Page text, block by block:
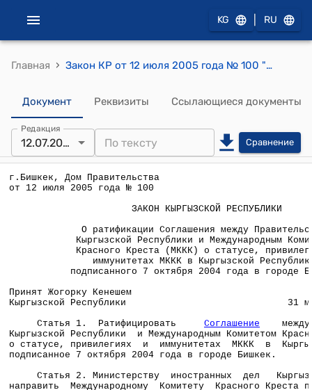
KG RU
Главная › Закон КР от 12 июля 2005 года № 100 "О ратификации Соглашения между Правительством Кыргызской Республики и Международным Комитетом Красного Креста (МККК) о статусе, привилегиях и иммунитетах МККК в Кыргызской Республике, подписанного 7 октября 2004 года в городе Бишкек"
Документ Реквизиты Ссылающиеся документы
Редакция
12.07.2005 Сравнение